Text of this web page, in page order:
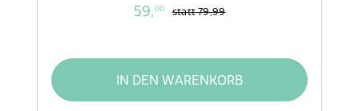
59,00 statt79,99
IN DEN WARENKORB